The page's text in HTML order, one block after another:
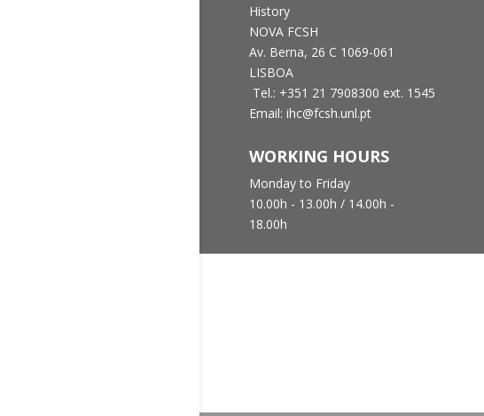
History
NOVA FCSH
Av. Berna, 26 C 1069-061
LISBOA
Tel.: +351 21 7908300 ext. 1545
Email: ihc@fcsh.unl.pt
WORKING HOURS
Monday to Friday
10.00h - 13.00h / 14.00h -
18.00h